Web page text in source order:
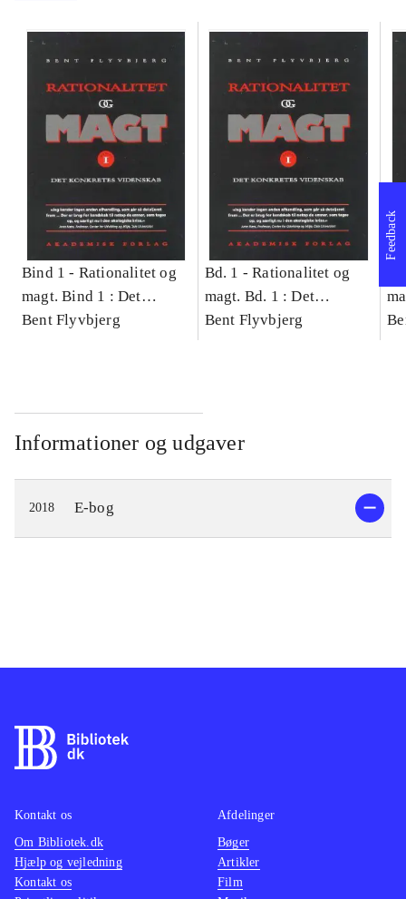
Bind 1 - Rationalitet og
magt. Bind 1 : Det
konkretes videnskab
Bent Flyvbjerg
Bd. 1 -Rationalitet og
magt. Bd. 1 : Det
konkretes videnskab
Bent Flyvbjerg
Informationer og udgaver
2018 E-bog
Feedback
Kontakt os
Om Bibliotek.dk
Hjælp og vejledning
Kontakt os
Afdelinger
Bøger
Artikler
Film